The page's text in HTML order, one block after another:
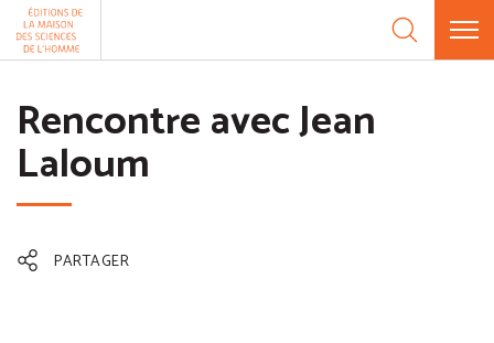
Aller au contenu
Rencontre avec Jean
Laloum
PARTAGER
Panneau de gestion des cookies